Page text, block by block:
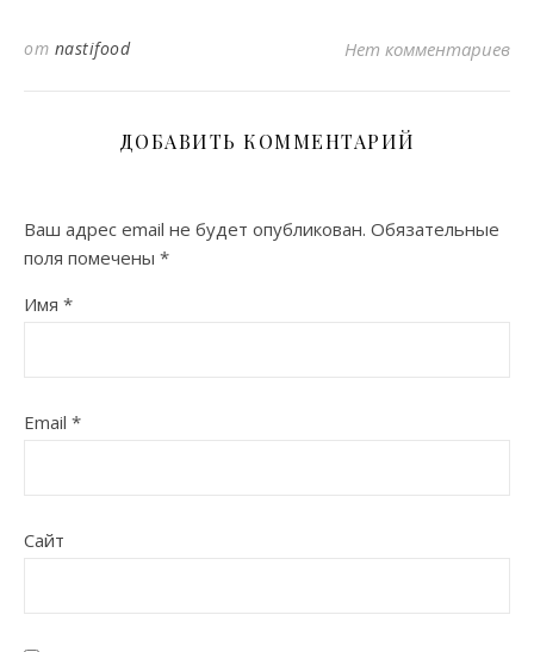
от nastifood Нет комментариев
ДОБАВИТЬ КОММЕНТАРИЙ
Ваш адрес email не будет опубликован. Обязательные
поля помечены *
Имя *
Email *
Сайт